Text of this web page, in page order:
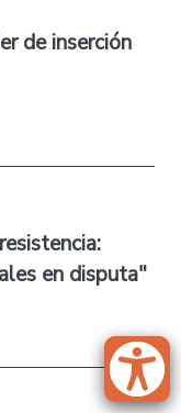
de inserción
en disputa"